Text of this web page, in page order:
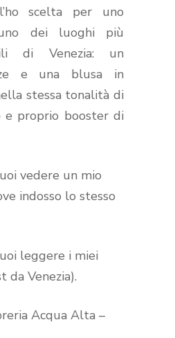
scelta per uno
dei luoghi più
di Venezia: un
e una blusa in
stessa tonalità di
e proprio booster di
vedere un mio
indosso lo stesso
leggere i miei
da Venezia).
Acqua Alta –